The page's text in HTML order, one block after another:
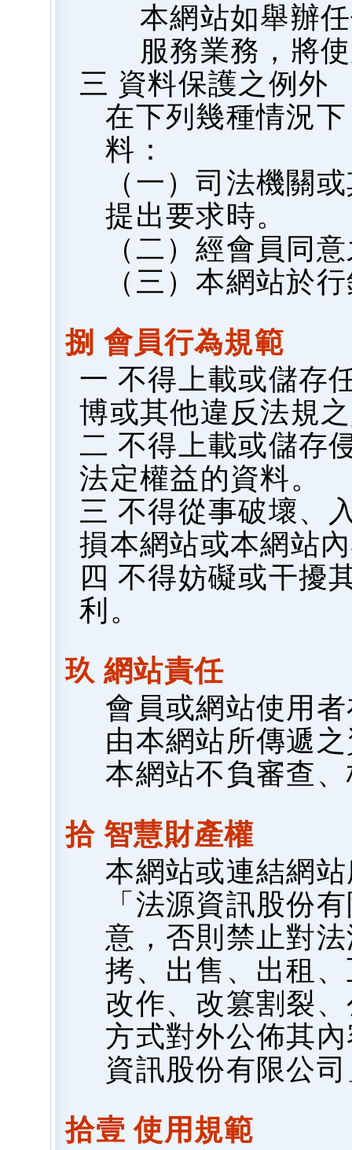
本網站如舉辦
服務業務，將
三 資料保護之例外
在下列幾種情況
料：
（一）司法機關
提出要求時。
（二）經會員同
（三）本網站於
捌 會員行為規範
一 不得上載或儲存
博或其他違反法規
二 不得上載或儲存
法定權益的資料。
三 不得從事破壞、
損本網站或本網站
四 不得妨礙或干擾
利。
玖 網站責任
會員或網站使用
由本網站所傳遞
本網站不負審查
拾 智慧財產權
本網站或連結網
「法源資訊股份
意，否則禁止對
拷、出售、出租
改作、改篡割裂
方式對外公佈其
資訊股份有限公
拾壹 使用規範